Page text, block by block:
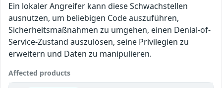
Ein lokaler Angreifer kann diese Schwachstellen
ausnutzen, um beliebigen Code auszuführen,
Sicherheitsmaßnahmen zu umgehen, einen Denial-of-
Service-Zustand auszulösen, seine Privilegien zu
erweitern und Daten zu manipulieren.
Affected products